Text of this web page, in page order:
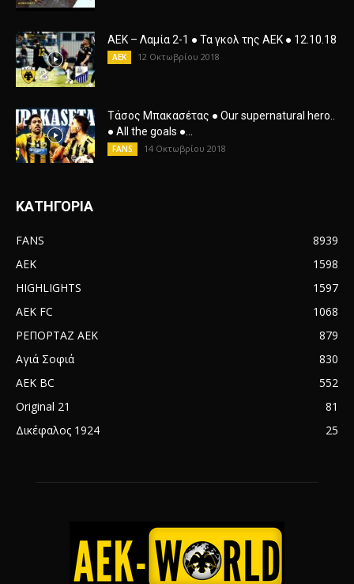
ΑΕΚ – Λαμία 2-1 ● Τα γκολ της ΑΕΚ ● 12.10.18
AEK 12 Οκτωβρίου 2018
Τάσος Μπακασέτας ● Our supernatural hero..
● All the goals ●...
FANS 14 Οκτωβρίου 2018
ΚΑΤΗΓΟΡΙΑ
FANS
8939
AEK
1598
HIGHLIGHTS
1597
AEK FC
1068
ΡΕΠΟΡΤΑΖ ΑΕΚ
879
Αγιά Σοφιά
830
AEK BC
552
Original 21
81
Δικέφαλος 1924
25